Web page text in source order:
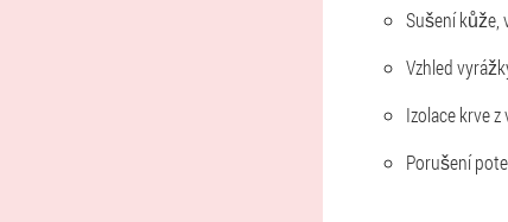
Sušení kůže,
Vzhled
Izolace krve
Porušení